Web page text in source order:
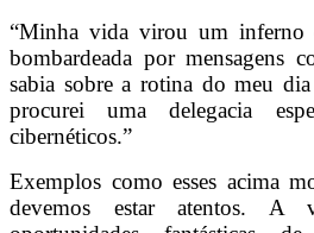
“Minha vida virou um inferno
bombardeada por mensagens
sabia sobre a rotina do meu
procurei uma delegacia
cibernéticos.”
Exemplos como esses acima
devemos estar atentos. A